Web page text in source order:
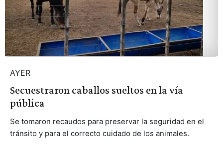
AYER
Secuestraron caballos sueltos en la vía
pública
Se tomaron recaudos para preservar la seguridad en el
tránsito y para el correcto cuidado de los animales.